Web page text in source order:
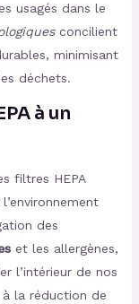
usagés dans le
concilient
minimisant
déchets.
à un
filtres HEPA
des
et les allergènes,
l’intérieur de nos
la réduction de